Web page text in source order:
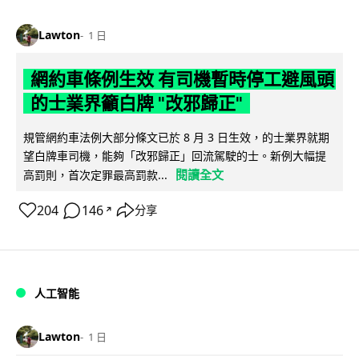
Lawton 1 日
網約車條例生效 有司機暫時停工避風頭
的士業界籲白牌 "改邪歸正"
規管網約車法例大部分條文已於 8 月 3 日生效，的士業界就期
望白牌車司機，能夠「改邪歸正」回流駕駛的士。新例大幅提
高罰則，首次定罪最高罰款...
閱讀全文
204 146 ↗ 分享
人工智能
Lawton 1 日